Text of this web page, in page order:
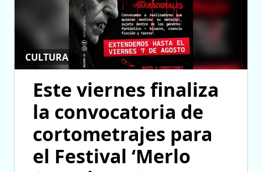
CULTURA
Este viernes finaliza
la convocatoria de
cortometrajes para
el Festival ‘Merlo